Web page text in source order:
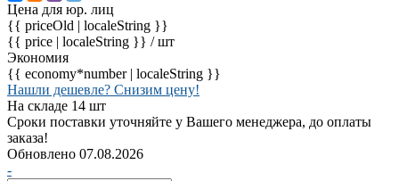
Цена для юр. лиц
{{ priceOld | localeString }}
{{ price | localeString }} / шт
Экономия
{{ economy*number | localeString }}
Нашли дешевле? Снизим цену!
На складе 14 шт
Сроки поставки уточняйте у Вашего менеджера, до оплаты
заказа!
Обновлено 07.08.2026
-